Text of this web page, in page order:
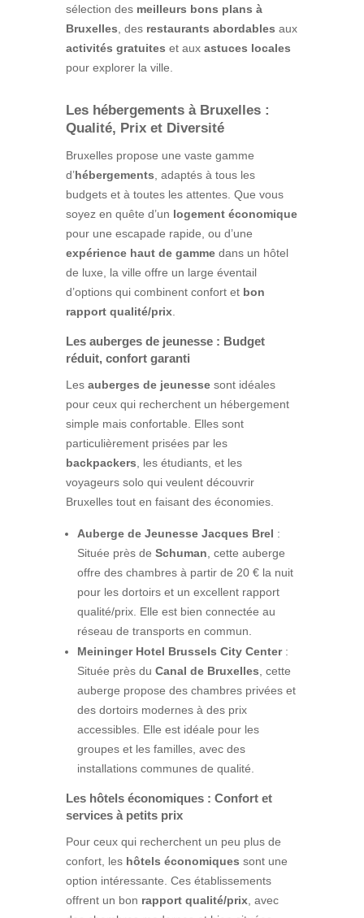
sélection des meilleurs bons plans à
Bruxelles , des restaurants abordables aux
activités gratuites et aux astuces locales
pour explorer la ville.
Les hébergements à Bruxelles :
Qualité, Prix et Diversité
Bruxelles propose une vaste gamme
d’hébergements , adaptés à tous les
budgets et à toutes les attentes. Que vous
soyez en quête d’un logement économique
pour une escapade rapide, ou d’une
expérience haut de gammedans un hôtel
de luxe, la ville offre un large éventail
d’options qui combinent confort et bon
rapport qualité/prix.
Les auberges de jeunesse : Budget
réduit, confort garanti
Les auberges de jeunessesont idéales
pour ceux qui recherchent un hébergement
simple mais confortable. Elles sont
particulièrement prisées par les
backpackers , les étudiants, et les
voyageurs solo qui veulent découvrir
Bruxelles tout en faisant des économies.
Auberge de Jeunesse Jacques Brel :
Située près de Schuman , cette auberge
offre des chambres à partir de 20 € la nuit
pour les dortoirs et un excellent rapport
qualité/prix. Elle est bien connectée au
réseau de transports en commun.
Meininger Hotel Brussels City Center:
Située près du Canal de Bruxelles , cette
auberge propose des chambres privées et
des dortoirs modernes à des prix
accessibles. Elle est idéale pour les
groupes et les familles, avec des
installations communes de qualité.
Les hôtels économiques : Confort et
services à petits prix
Pour ceux qui recherchent un peu plus de
confort, les hôtels économiques sont une
option intéressante. Ces établissements
offrent un bon rapport qualité/prix, avec